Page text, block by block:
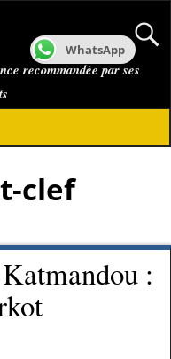
recommandée par ses
clef
:
WhatsApp